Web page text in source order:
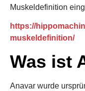
Muskeldefinition
https://
muskeldefinition/
Was ist
Anavar wurde